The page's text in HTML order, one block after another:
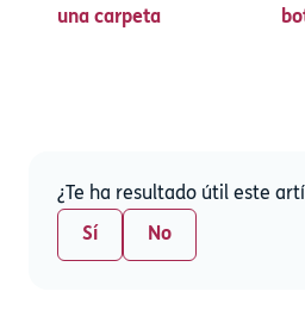
una carpeta
¿Te ha resultado útil este
Sí No